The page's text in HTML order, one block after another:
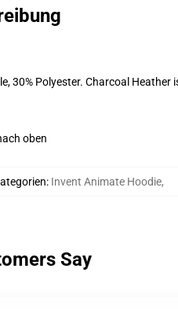
30% Polyester. Charcoal Heather
oben
: Invent Animate Hoodie,
Say